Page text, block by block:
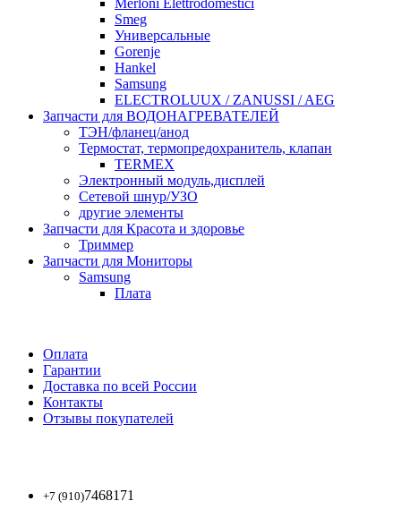
Merloni Elettrodomestici
Smeg
Универсальные
Gorenje
Hankel
Samsung
ELECTROLUUX / ZANUSSI / AEG
Запчасти для ВОДОНАГРЕВАТЕЛЕЙ
ТЭН/фланец/анод
Термостат, термопредохранитель, клапан
TERMEX
Электронный модуль,дисплей
Сетевой шнур/УЗО
другие элементы
Запчасти для Красота и здоровье
Триммер
Запчасти для Мониторы
Samsung
Плата
Оплата
Гарантии
Доставка по всей России
Контакты
Отзывы покупателей
+7 (910)7468171